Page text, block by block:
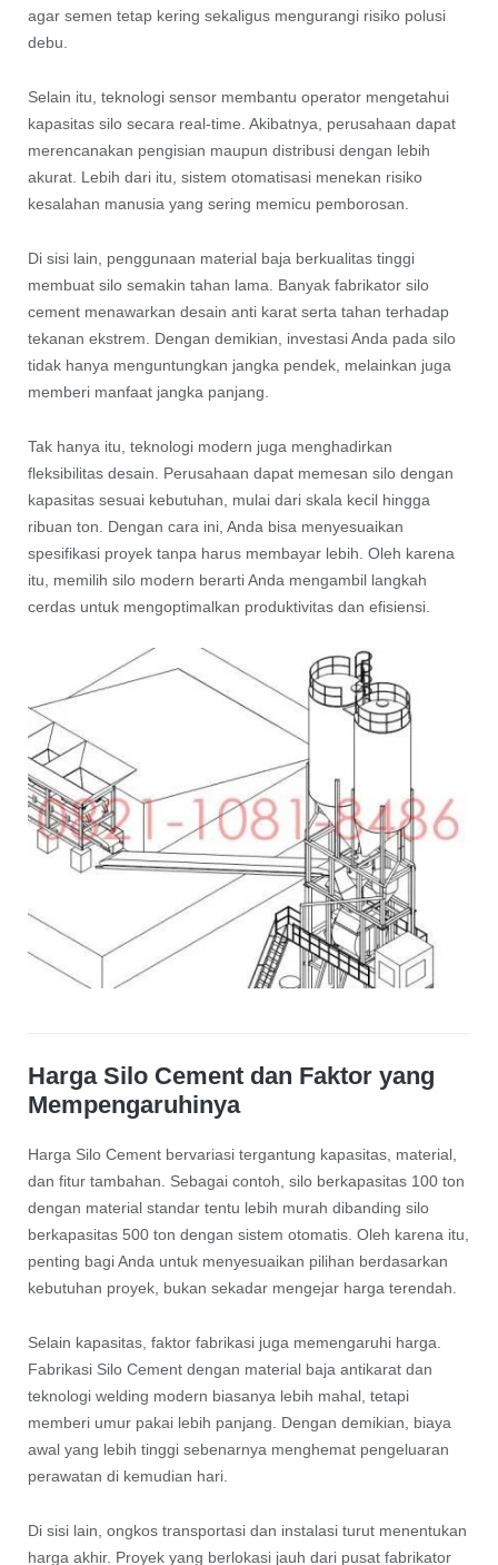
agar semen tetap kering sekaligus mengurangi risiko polusi
debu.
Selain itu, teknologi sensor membantu operator mengetahui
kapasitas silo secara real-time. Akibatnya, perusahaan dapat
merencanakan pengisian maupun distribusi dengan lebih
akurat. Lebih dari itu, sistem otomatisasi menekan risiko
kesalahan manusia yang sering memicu pemborosan.
Di sisi lain, penggunaan material baja berkualitas tinggi
membuat silo semakin tahan lama. Banyak fabrikator silo
cement menawarkan desain anti karat serta tahan terhadap
tekanan ekstrem. Dengan demikian, investasi Anda pada silo
tidak hanya menguntungkan jangka pendek, melainkan juga
memberi manfaat jangka panjang.
Tak hanya itu, teknologi modern juga menghadirkan
fleksibilitas desain. Perusahaan dapat memesan silo dengan
kapasitas sesuai kebutuhan, mulai dari skala kecil hingga
ribuan ton. Dengan cara ini, Anda bisa menyesuaikan
spesifikasi proyek tanpa harus membayar lebih. Oleh karena
itu, memilih silo modern berarti Anda mengambil langkah
cerdas untuk mengoptimalkan produktivitas dan efisiensi.
Harga Silo Cement dan Faktor yang
Mempengaruhinya
Harga Silo Cement bervariasi tergantung kapasitas, material,
dan fitur tambahan. Sebagai contoh, silo berkapasitas 100 ton
dengan material standar tentu lebih murah dibanding silo
berkapasitas 500 ton dengan sistem otomatis. Oleh karena itu,
penting bagi Anda untuk menyesuaikan pilihan berdasarkan
kebutuhan proyek, bukan sekadar mengejar harga terendah.
Selain kapasitas, faktor fabrikasi juga memengaruhi harga.
Fabrikasi Silo Cement dengan material baja antikarat dan
teknologi welding modern biasanya lebih mahal, tetapi
memberi umur pakai lebih panjang. Dengan demikian, biaya
awal yang lebih tinggi sebenarnya menghemat pengeluaran
perawatan di kemudian hari.
Di sisi lain, ongkos transportasi dan instalasi turut menentukan
harga akhir. Proyek yang berlokasi jauh dari pusat fabrikator